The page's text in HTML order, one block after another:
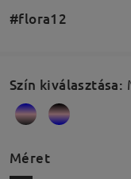
#flora12
Szín kiválasztása:
Méret